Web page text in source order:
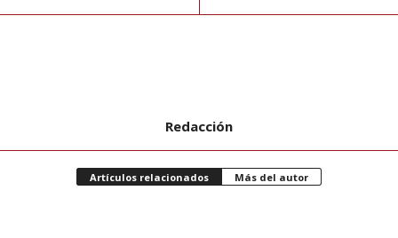
Redacción
Artículos relacionados Más del autor